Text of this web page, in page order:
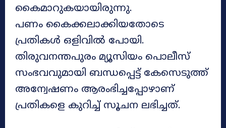
കൈമാറുകയായിരുന്നു.
പണം കൈക്കലാക്കിയതോടെ
പ്രതികൾ ഒളിവിൽ പോയി.
തിരുവനന്തപുരം മ്യൂസിയം പൊലീസ്
സംഭവവുമായി ബന്ധപ്പെട്ട് കേസെടുത്ത്
അന്വേഷണം ആരംഭിച്ചപ്പോഴാണ്
പ്രതികളെ കുറിച്ച് സൂചന ലഭിച്ചത്.